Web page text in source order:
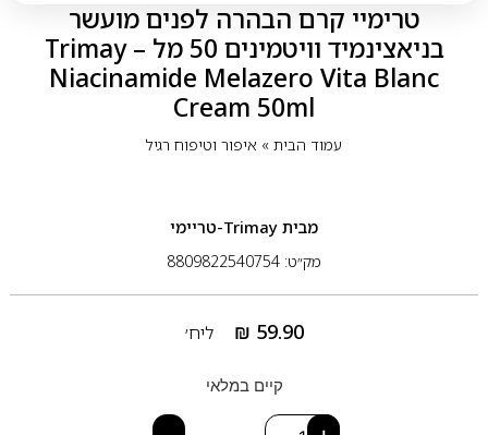
טרימיי קרם הבהרה לפנים מועשר
בניאצינמיד וויטמינים 50 מל – Trimay
Niacinamide Melazero Vita Blanc
Cream 50ml
עמוד הבית» איפור וטיפוח רגיל
מבית Trimay-טריימי
מק״ט: 8809822540754
₪ 59.90 ליח׳
קיים במלאי